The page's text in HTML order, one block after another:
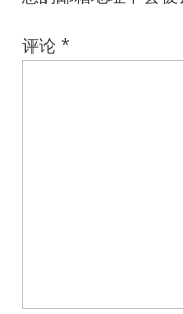
评论*